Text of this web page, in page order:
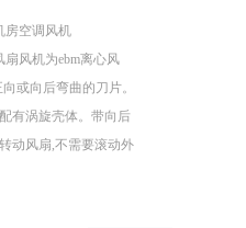
房空调风机
扇风机为ebm离心风
或向后弯曲的刀片。
有涡旋壳体。带向后
动风扇,不需要滚动外